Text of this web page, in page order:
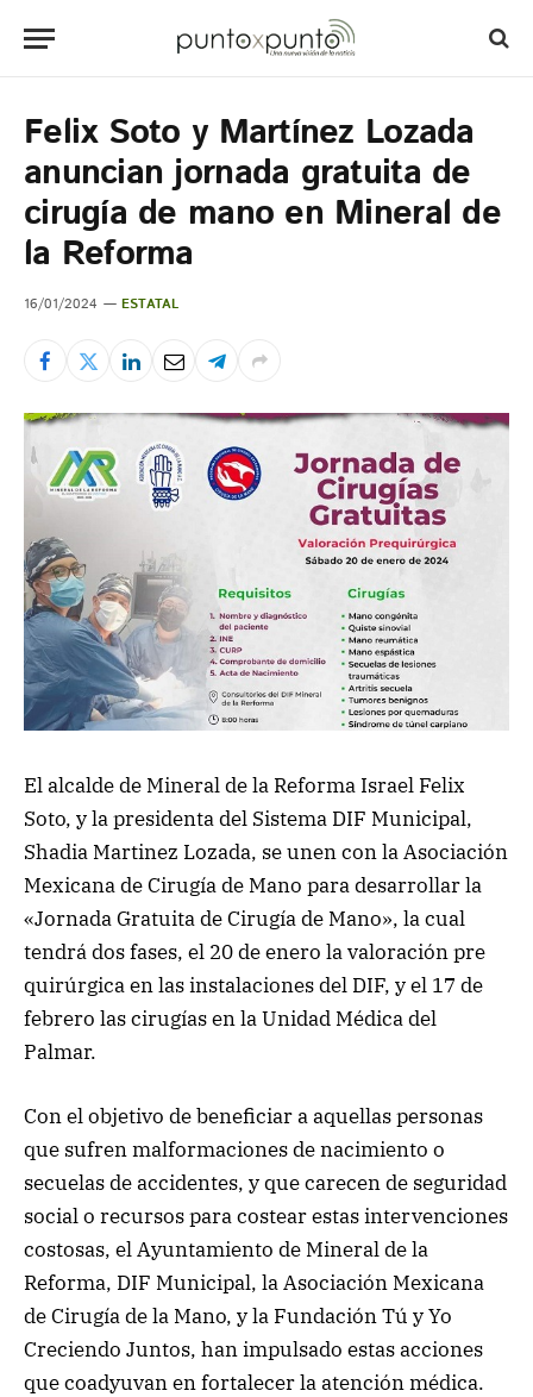
Felix Soto y Martínez Lozada
anuncian jornada gratuita de
cirugía de mano en Mineral de
la Reforma
16/01/2024 ESTATAL
El alcalde de Mineral de la Reforma Israel Felix
Soto, y la presidenta del Sistema DIF Municipal,
Shadia Martinez Lozada, se unen con la Asociación
Mexicana de Cirugía de Mano para desarrollar la
«Jornada Gratuita de Cirugía de Mano», la cual
tendrá dos fases, el 20 de enero la valoración pre
quirúrgica en las instalaciones del DIF, y el 17 de
febrero las cirugías en la Unidad Médica del
Palmar.
Con el objetivo de beneficiar a aquellas personas
que sufren malformaciones de nacimiento o
secuelas de accidentes, y que carecen de seguridad
social o recursos para costear estas intervenciones
costosas, el Ayuntamiento de Mineral de la
Reforma, DIF Municipal, la Asociación Mexicana
de Cirugía de la Mano, y la Fundación Tú y Yo
Creciendo Juntos, han impulsado estas acciones
que coadyuvan en fortalecer la atención médica.